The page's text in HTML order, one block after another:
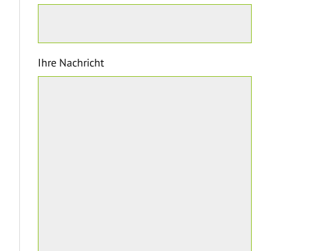
Ihre Nachricht